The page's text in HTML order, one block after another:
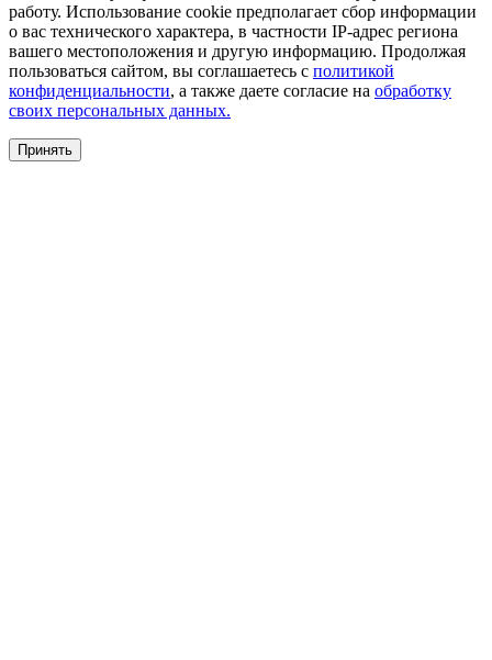
работу. Использование cookie предполагает сбор информации
о вас технического характера, в частности IP-адрес региона
вашего местоположения и другую информацию. Продолжая
пользоваться сайтом, вы соглашаетесь с политикой
конфиденциальности, а также даете согласие на обработку
своих персональных данных.
Принять